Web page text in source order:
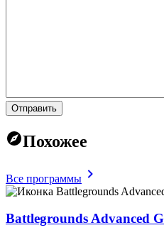
Отправить
Похожее
Все программы
Battlegrounds Advanced